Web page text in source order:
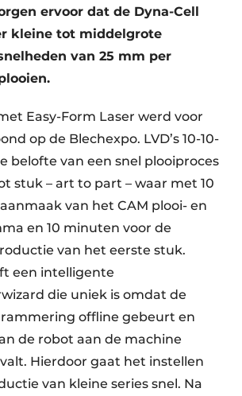
ervoor dat de Dyna-Cell
kleine tot middelgrote
van 25 mm per
Easy-Form Laser werd voor
op de Blechexpo. LVD’s 10-10-
belofte van een snel plooiproces
stuk – art to part – waar met 10
van het CAM plooi- en
en 10 minuten voor de
van het eerste stuk.
een intelligente
die uniek is omdat de
offline gebeurt en
de robot aan de machine
Hierdoor gaat het instellen
van kleine series snel. Na